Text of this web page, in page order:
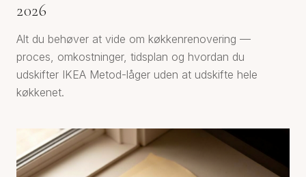
2026
Alt du behøver at vide om køkkenrenovering —
proces, omkostninger, tidsplan og hvordan du
udskifter IKEA Metod-låger uden at udskifte hele
køkkenet.